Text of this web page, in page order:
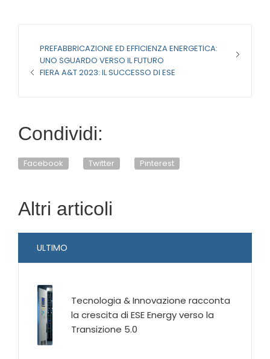
PREFABBRICAZIONE ED EFFICIENZA ENERGETICA:
UNO SGUARDO VERSO IL FUTURO
FIERA A&T 2023: IL SUCCESSO DI ESE
Condividi:
Facebook Twitter Pinterest
Altri articoli
ULTIMO
Tecnologia & Innovazione racconta
la crescita di ESE Energy verso la
Transizione 5.0